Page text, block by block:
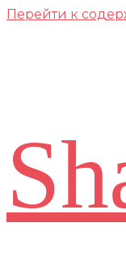
Перейти к